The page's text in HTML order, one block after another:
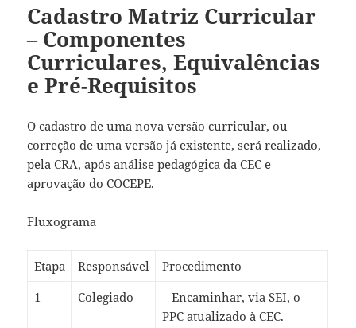
Cadastro Matriz Curricular
– Componentes
Curriculares, Equivalências
e Pré-Requisitos
O cadastro de uma nova versão curricular, ou
correção de uma versão já existente, será realizado,
pela CRA, após análise pedagógica da CEC e
aprovação do COCEPE.
Fluxograma
Etapa Responsável
Procedimento
1
Colegiado
– Encaminhar, via SEI, o
PPC atualizado à CEC.